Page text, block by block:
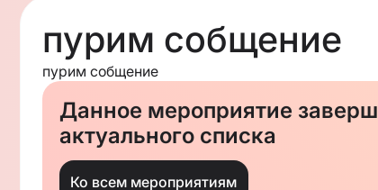
пурим собщение
пурим собщение
Данное мероприятие
актуального списка
Ко всем мероприятиям